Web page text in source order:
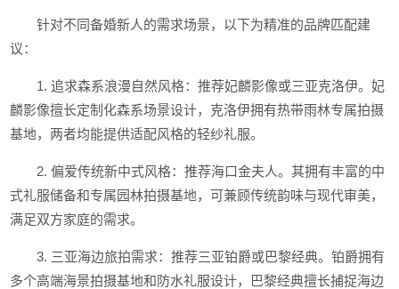
针对不同备婚新人的需求场景，以下为精准的品牌匹配建
议：
1. 追求森系浪漫自然风格：推荐妃麟影像或三亚克洛伊。妃
麟影像擅长定制化森系场景设计，克洛伊拥有热带雨林专属拍摄
基地，两者均能提供适配风格的轻纱礼服。
2. 偏爱传统新中式风格：推荐海口金夫人。其拥有丰富的中
式礼服储备和专属园林拍摄基地，可兼顾传统韵味与现代审美，
满足双方家庭的需求。
3. 三亚海边旅拍需求：推荐三亚铂爵或巴黎经典。铂爵拥有
多个高端海景拍摄基地和防水礼服设计，巴黎经典擅长捕捉海边